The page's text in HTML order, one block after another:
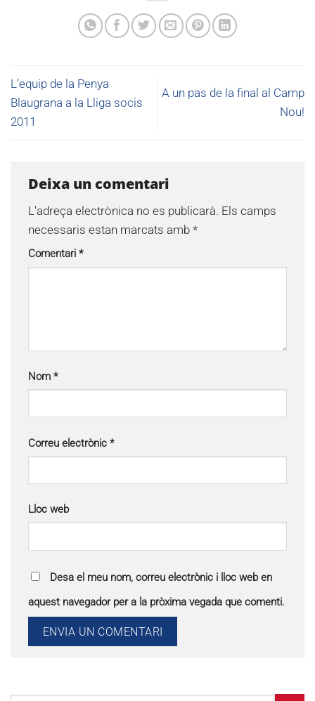
L’equip de la Penya
Blaugrana a la Lliga socis
2011
A un pas de la final al Camp
Nou!
Deixa un comentari
L'adreça electrònica no es publicarà. Els camps
necessaris estan marcats amb *
Comentari *
Nom *
Correu electrònic *
Lloc web
Desa el meu nom, correu electrònic i lloc web en
aquest navegador per a la pròxima vegada que comenti.